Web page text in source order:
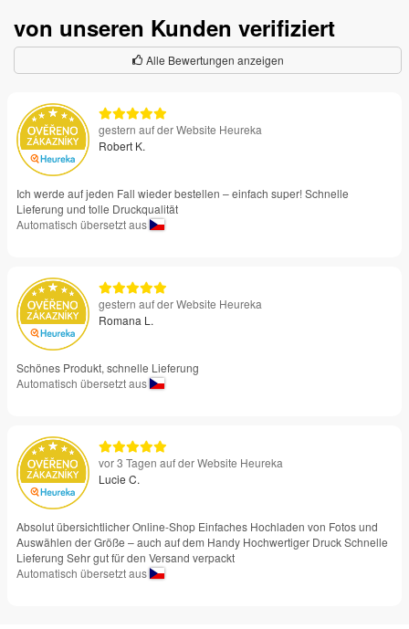
von unseren Kunden verifiziert
Alle Bewertungen anzeigen
gestern auf der Website Heureka
Robert K.
Ich werde auf jeden Fall wieder bestellen – einfach super! Schnelle
Lieferung und tolle Druckqualität
Automatisch übersetzt aus
gestern auf der Website Heureka
Romana L.
Schönes Produkt, schnelle Lieferung
Automatisch übersetzt aus
vor 3 Tagen auf der Website Heureka
Lucie C.
Absolut übersichtlicher Online-Shop Einfaches Hochladen von Fotos und
Auswählen der Größe – auch auf dem Handy Hochwertiger Druck Schnelle
Lieferung Sehr gut für den Versand verpackt
Automatisch übersetzt aus